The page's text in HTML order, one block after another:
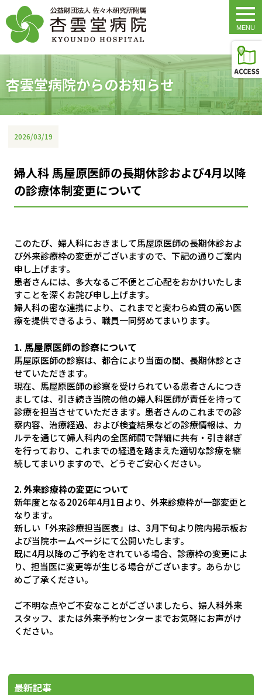
杏雲堂病院からのお知らせ
2026/03/19
婦人科 馬屋原医師の長期休診および4月以降
の診療体制変更について
このたび、婦人科におきまして馬屋原医師の長期休診およ
び外来診療枠の変更がございますので、下記の通りご案内
申し上げます。
患者さんには、多大なるご不便とご心配をおかけいたしま
すことを深くお詫び申し上げます。
婦人科の密な連携により、これまでと変わらぬ質の高い医
療を提供できるよう、職員一同努めてまいります。
1. 馬屋原医師の診察について
馬屋原医師の診察は、都合により当面の間、長期休診とさ
せていただきます。
現在、馬屋原医師の診察を受けられている患者さんにつき
ましては、引き続き当院の他の婦人科医師が責任を持って
診療を担当させていただきます。患者さんのこれまでの診
察内容、治療経過、および検査結果などの診療情報は、カ
ルテを通じて婦人科内の全医師間で詳細に共有・引き継ぎ
を行っており、これまでの経過を踏まえた適切な診療を継
続してまいりますので、どうぞご安心ください。
2. 外来診療枠の変更について
新年度となる2026年4月1日より、外来診療枠が一部変更と
なります。
新しい「外来診療担当医表」は、3月下旬より院内掲示板お
よび当院ホームページにて公開いたします。
既に4月以降のご予約をされている場合、診療枠の変更によ
り、担当医に変更等が生じる場合がございます。あらかじ
めご了承ください。
ご不明な点やご不安なことがございましたら、婦人科外来
スタッフ、または外来予約センターまでお気軽にお声がけ
ください。
最新記事